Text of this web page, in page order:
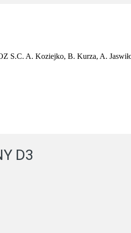
S.C. A. Koziejko, B. Kurza, A.
D3